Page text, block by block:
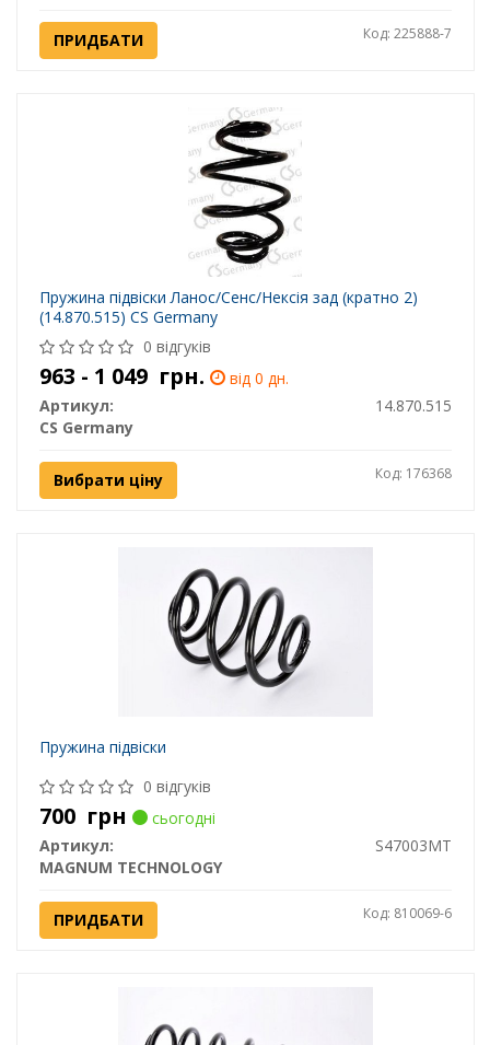
ПРИДБАТИ Код: 225888-7
Пружина підвіски Ланос/Сенс/Нексія зад (кратно 2)
(14.870.515) CS Germany
0 відгуків
963 - 1 049 грн.
від 0 дн.
Артикул:
14.870.515
CS Germany
Вибрати ціну Код: 176368
Пружина підвіски
0 відгуків
700 грн
сьогодні
Артикул:
S47003MT
MAGNUM TECHNOLOGY
ПРИДБАТИ Код: 810069-6